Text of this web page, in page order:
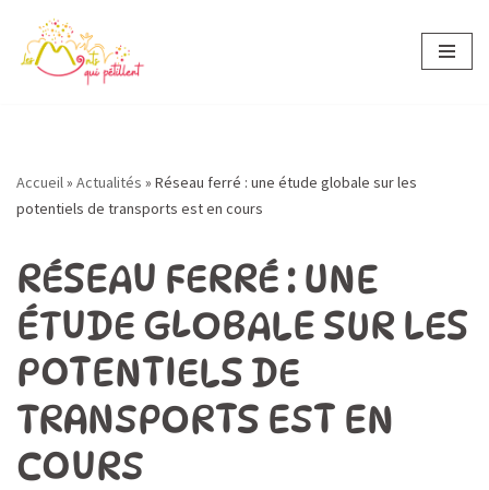
Aller
Accueil» Actualités » Réseau ferré : une étude globale sur les
potentiels de transports est en cours
RÉSEAU FERRÉ : UNE
ÉTUDE GLOBALE SUR LES
POTENTIELS DE
TRANSPORTS EST EN
COURS